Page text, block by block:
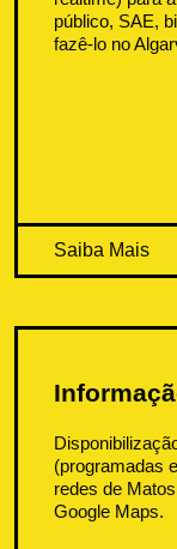
público, SAE,
fazê-lo no
Saiba Mais
(programadas
redes de
Google Maps.